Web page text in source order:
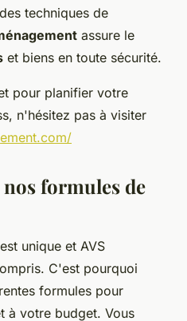
techniques de
assure le
et biens en toute sécurité.
pour planifier votre
n'hésitez pas à visiter
formules de
est unique et AVS
C'est pourquoi
formules pour
à votre budget. Vous